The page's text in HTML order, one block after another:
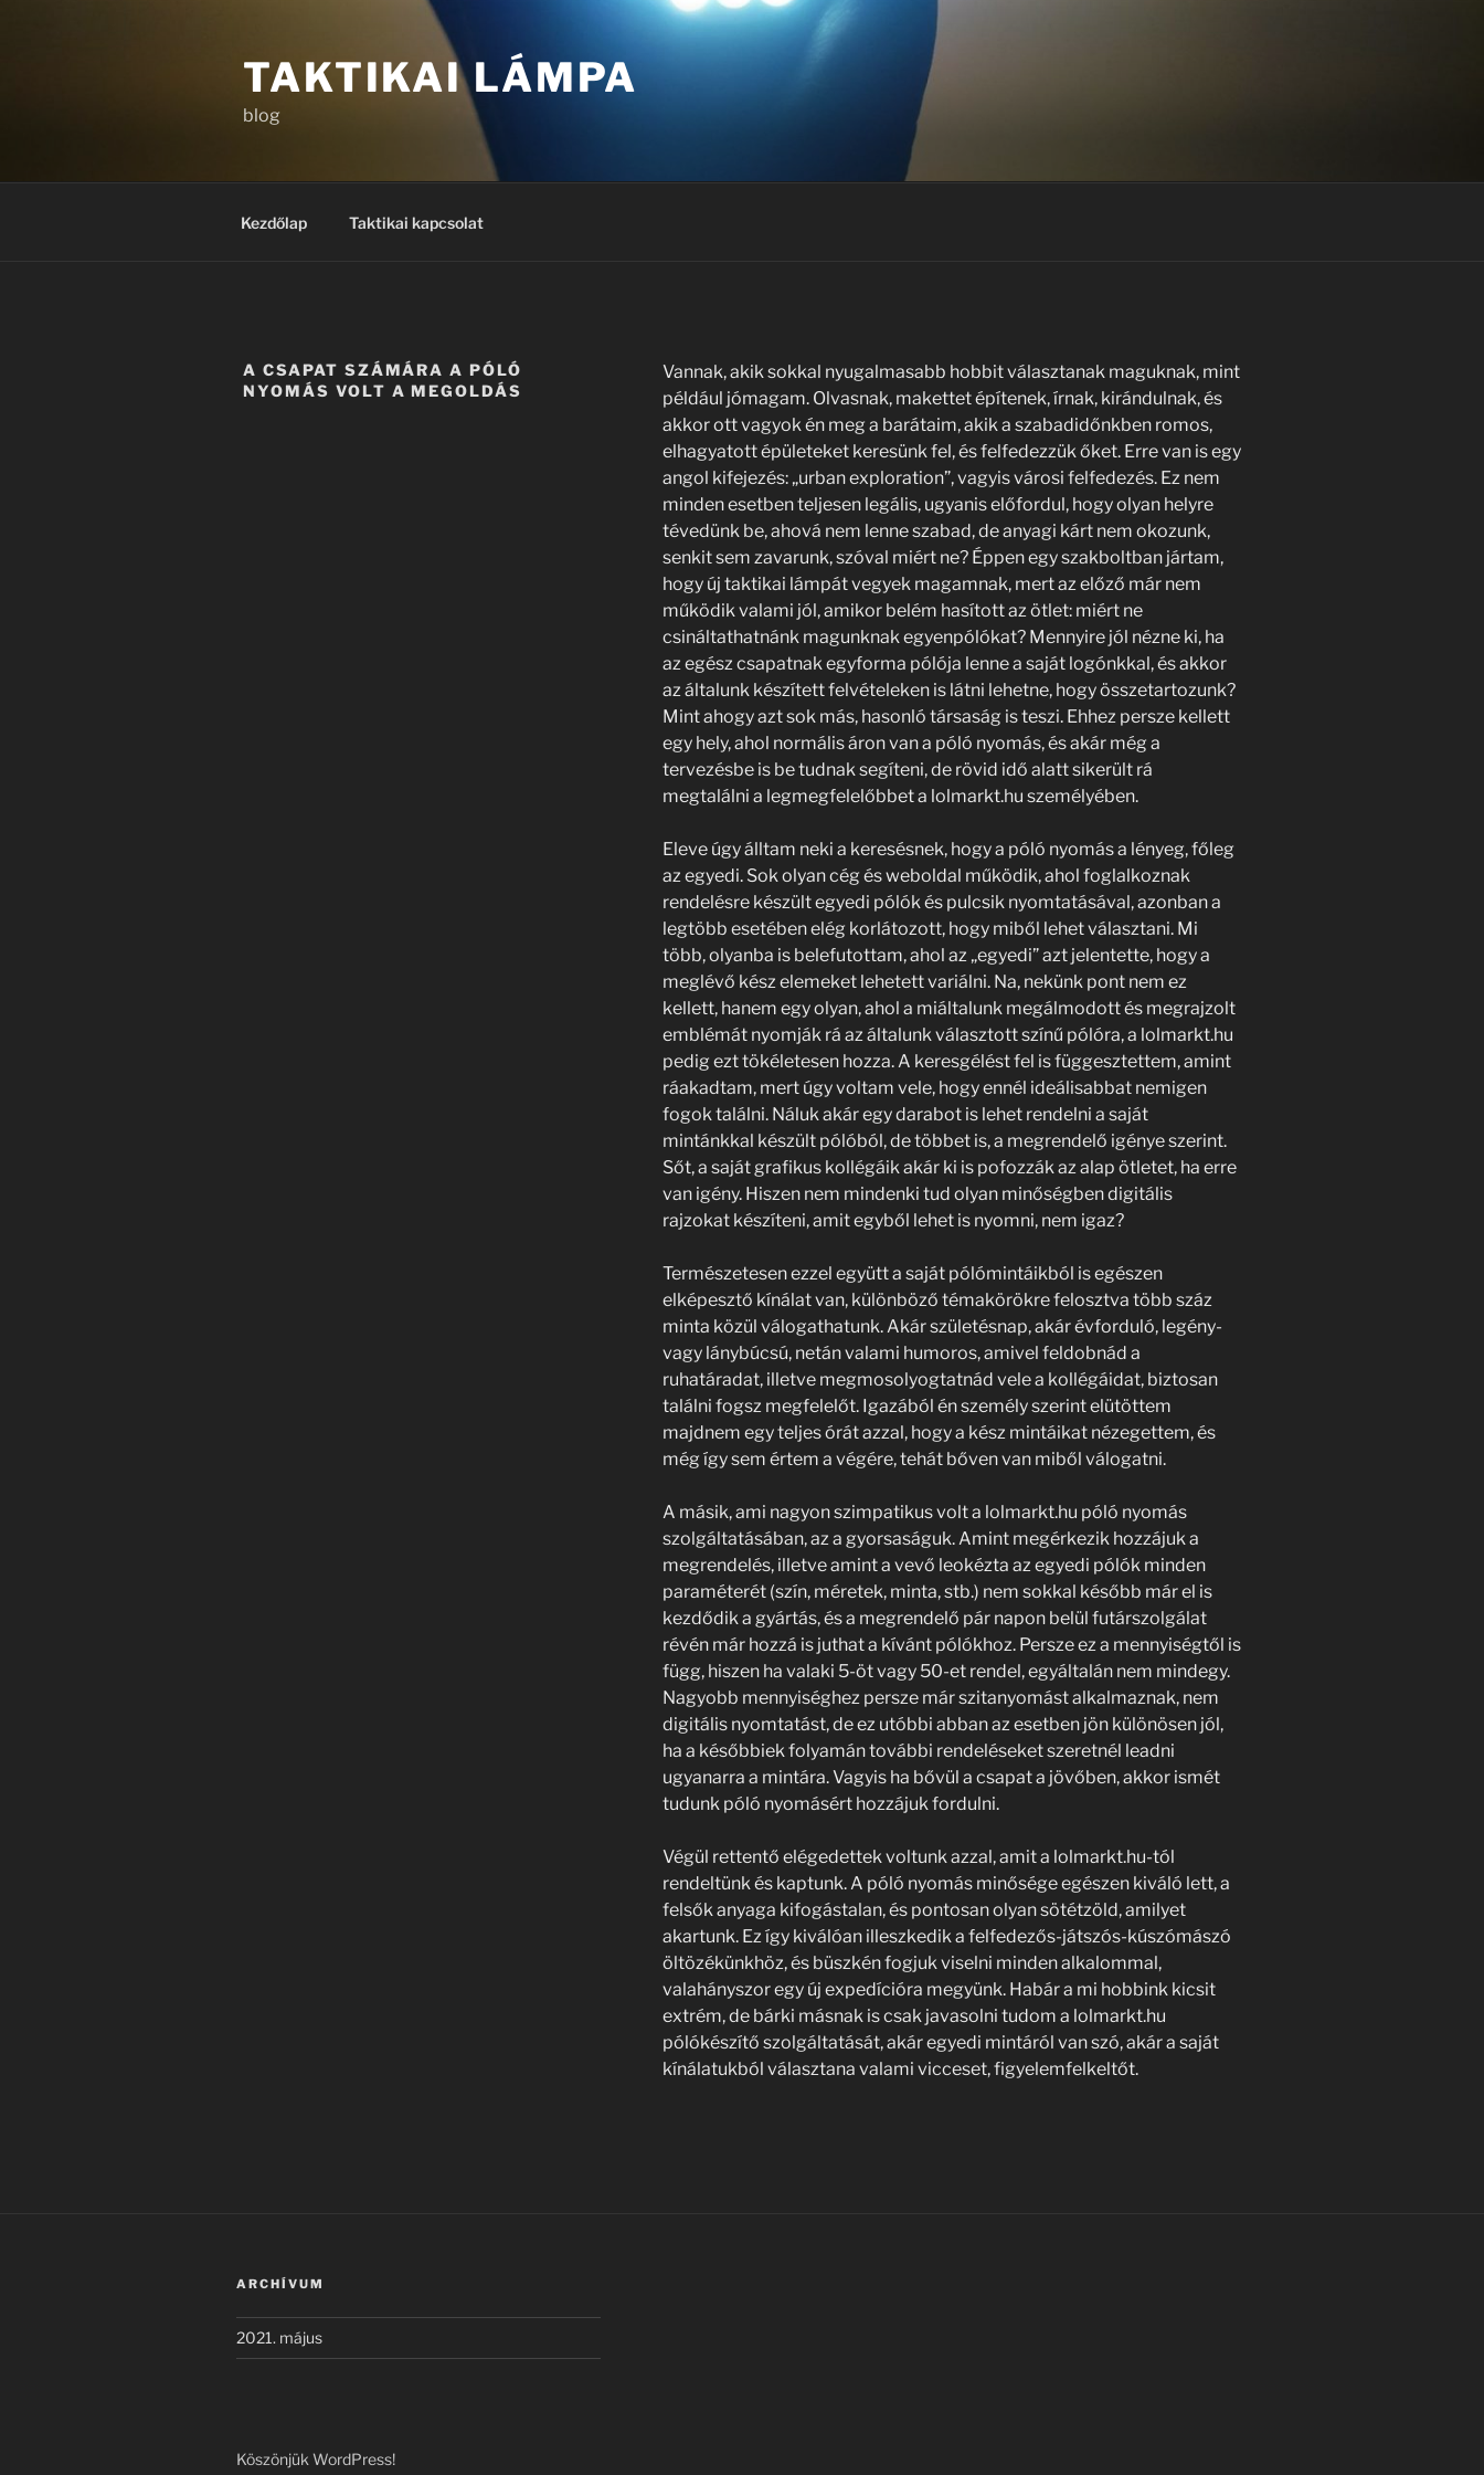
TAKTIKAI LÁMPA
blog
Kezdőlap Taktikai kapcsolat
A CSAPAT SZÁMÁRA A PÓLÓ
NYOMÁS VOLT A MEGOLDÁS
Vannak, akik sokkal nyugalmasabb hobbit választanak maguknak, mint
például jómagam. Olvasnak, makettet építenek, írnak, kirándulnak, és
akkor ott vagyok én meg a barátaim, akik a szabadidőnkben romos,
elhagyatott épületeket keresünk fel, és felfedezzük őket. Erre van is egy
angol kifejezés: „urban exploration”, vagyis városi felfedezés. Ez nem
minden esetben teljesen legális, ugyanis előfordul, hogy olyan helyre
tévedünk be, ahová nem lenne szabad, de anyagi kárt nem okozunk,
senkit sem zavarunk, szóval miért ne? Éppen egy szakboltban jártam,
hogy új taktikai lámpát vegyek magamnak, mert az előző már nem
működik valami jól, amikor belém hasított az ötlet: miért ne
csináltathatnánk magunknak egyenpólókat? Mennyire jól nézne ki, ha
az egész csapatnak egyforma pólója lenne a saját logónkkal, és akkor
az általunk készített felvételeken is látni lehetne, hogy összetartozunk?
Mint ahogy azt sok más, hasonló társaság is teszi. Ehhez persze kellett
egy hely, ahol normális áron van a póló nyomás, és akár még a
tervezésbe is be tudnak segíteni, de rövid idő alatt sikerült rá
megtalálni a legmegfelelőbbet a lolmarkt.hu személyében.
Eleve úgy álltam neki a keresésnek, hogy a póló nyomás a lényeg, főleg
az egyedi. Sok olyan cég és weboldal működik, ahol foglalkoznak
rendelésre készült egyedi pólók és pulcsik nyomtatásával, azonban a
legtöbb esetében elég korlátozott, hogy miből lehet választani. Mi
több, olyanba is belefutottam, ahol az „egyedi” azt jelentette, hogy a
meglévő kész elemeket lehetett variálni. Na, nekünk pont nem ez
kellett, hanem egy olyan, ahol a miáltalunk megálmodott és megrajzolt
emblémát nyomják rá az általunk választott színű pólóra, a lolmarkt.hu
pedig ezt tökéletesen hozza. A keresgélést fel is függesztettem, amint
ráakadtam, mert úgy voltam vele, hogy ennél ideálisabbat nemigen
fogok találni. Náluk akár egy darabot is lehet rendelni a saját
mintánkkal készült pólóból, de többet is, a megrendelő igénye szerint.
Sőt, a saját grafikus kollégáik akár ki is pofozzák az alap ötletet, ha erre
van igény. Hiszen nem mindenki tud olyan minőségben digitális
rajzokat készíteni, amit egyből lehet is nyomni, nem igaz?
Természetesen ezzel együtt a saját pólómintáikból is egészen
elképesztő kínálat van, különböző témakörökre felosztva több száz
minta közül válogathatunk. Akár születésnap, akár évforduló, legény-
vagy lánybúcsú, netán valami humoros, amivel feldobnád a
ruhatáradat, illetve megmosolyogtatnád vele a kollégáidat, biztosan
találni fogsz megfelelőt. Igazából én személy szerint elütöttem
majdnem egy teljes órát azzal, hogy a kész mintáikat nézegettem, és
még így sem értem a végére, tehát bőven van miből válogatni.
A másik, ami nagyon szimpatikus volt a lolmarkt.hu póló nyomás
szolgáltatásában, az a gyorsaságuk. Amint megérkezik hozzájuk a
megrendelés, illetve amint a vevő leokézta az egyedi pólók minden
paraméterét (szín, méretek, minta, stb.) nem sokkal később már el is
kezdődik a gyártás, és a megrendelő pár napon belül futárszolgálat
révén már hozzá is juthat a kívánt pólókhoz. Persze ez a mennyiségtől is
függ, hiszen ha valaki 5-öt vagy 50-et rendel, egyáltalán nem mindegy.
Nagyobb mennyiséghez persze már szitanyomást alkalmaznak, nem
digitális nyomtatást, de ez utóbbi abban az esetben jön különösen jól,
ha a későbbiek folyamán további rendeléseket szeretnél leadni
ugyanarra a mintára. Vagyis ha bővül a csapat a jövőben, akkor ismét
tudunk póló nyomásért hozzájuk fordulni.
Végül rettentő elégedettek voltunk azzal, amit a lolmarkt.hu-tól
rendeltünk és kaptunk. A póló nyomás minősége egészen kiváló lett, a
felsők anyaga kifogástalan, és pontosan olyan sötétzöld, amilyet
akartunk. Ez így kiválóan illeszkedik a felfedezős-játszós-kúszómászó
öltözékünkhöz, és büszkén fogjuk viselni minden alkalommal,
valahányszor egy új expedícióra megyünk. Habár a mi hobbink kicsit
extrém, de bárki másnak is csak javasolni tudom a lolmarkt.hu
pólókészítő szolgáltatását, akár egyedi mintáról van szó, akár a saját
kínálatukból választana valami vicceset, figyelemfelkeltőt.
ARCHÍVUM
2021. május
Köszönjük WordPress!